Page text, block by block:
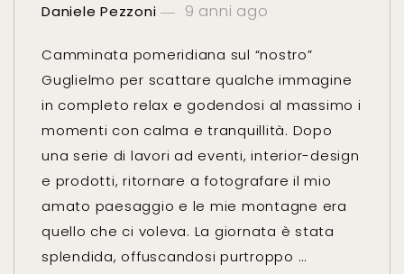
Daniele Pezzoni 9 anni ago
Camminata pomeridiana sul “nostro”
Guglielmo per scattare qualche immagine
in completo relax e godendosi al massimo i
momenti con calma e tranquillità. Dopo
una serie di lavori ad eventi, interior-design
e prodotti, ritornare a fotografare il mio
amato paesaggio e le mie montagne era
quello che ci voleva. La giornata è stata
splendida, offuscandosi purtroppo …